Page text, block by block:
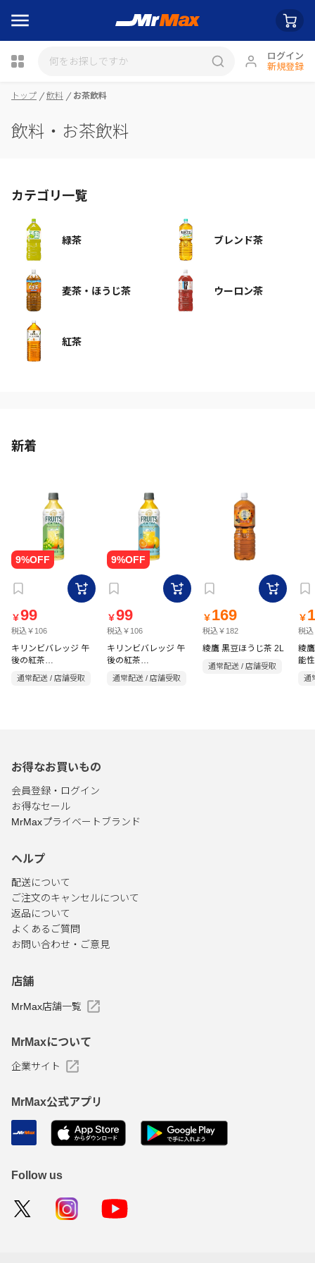
ログイン
新規登録
瓶詰
トップ 飲料 お茶飲料
飲料・お茶飲料
カテゴリ一覧
緑茶 ブレンド茶
麦茶・ほうじ茶 ウーロン茶
紅茶
新着
￥99
税込￥106
キリンビバレッジ 午
後の紅茶
FRUITS&ICETEA 白
ぶどうとレモン
通常配送 / 店舗受取
￥99
税込￥106
キリンビバレッジ 午
後の紅茶
FRUITS&ICETEA オ
レンジとグレープフル
通常配送 / 店舗受取
￥ 169
税込￥182
綾鷹 黒豆ほうじ茶 2L
通常配送 / 店舗受取
￥
税込
綾
能
通
お得なお買いもの
会員登録・ログイン
お得なセール
MrMaxプライベートブランド
ヘルプ
配送について
ご注文のキャンセルについて
返品について
よくあるご質問
お問い合わせ・ご意見
店舗
MrMax店舗一覧
MrMaxについて
企業サイト
MrMax公式アプリ
Follow us